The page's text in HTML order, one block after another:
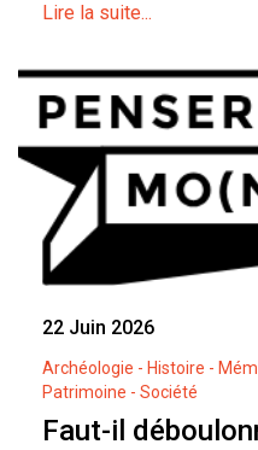
Lire la suite...
22 Juin 2026
Archéologie - Histoire -
Patrimoine - Société
Faut-il